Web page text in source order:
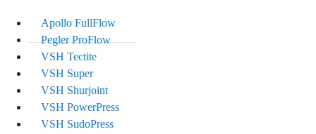
Apollo FullFlow
Pegler ProFlow
VSH Tectite
VSH Super
VSH Shurjoint
VSH PowerPress
VSH SudoPress